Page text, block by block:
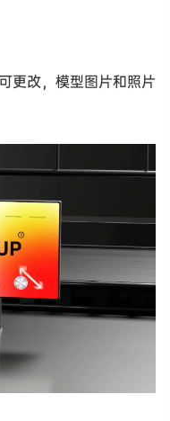
更改，模型图片和照片